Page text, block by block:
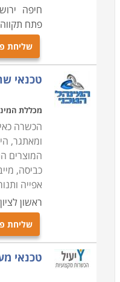
חיפה
פתח תקווה
שליחת
טכנאי
מכללת
הכשרה
ומאתגר,
המוצרים
כביסה,
אפייה
ראשון לציון
שליחת
טכנאי